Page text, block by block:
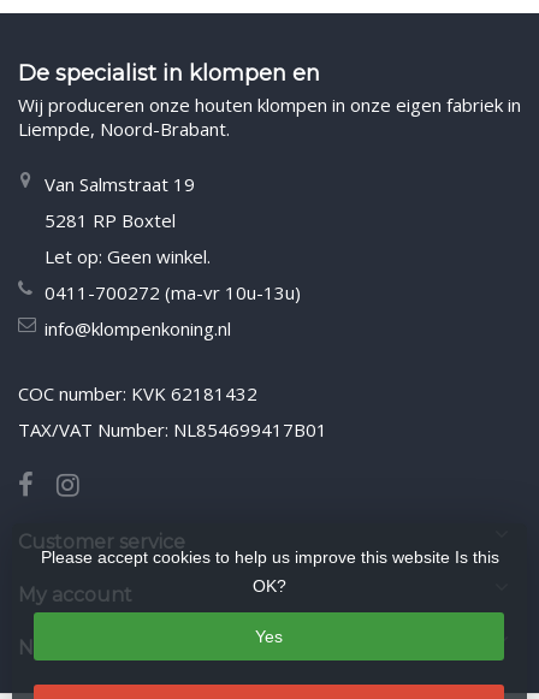
De specialist in klompen en
Wij produceren onze houten klompen in onze eigen fabriek in
Liempde, Noord-Brabant.
Van Salmstraat 19
5281 RP Boxtel
Let op: Geen winkel.
0411-700272 (ma-vr 10u-13u)
info@klompenkoning.nl
COC number: KVK 62181432
TAX/VAT Number: NL854699417B01
Customer service
My account
Newsletter
Please accept cookies to help us improve this website Is this
OK?
Yes